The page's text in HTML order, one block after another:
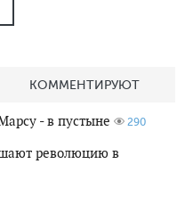
КОММЕНТИРУЮТ
- в пустыне 290
революцию в